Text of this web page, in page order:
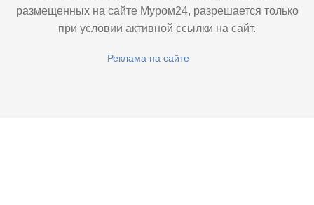
размещенных на сайте Муром24, разрешается только
при условии активной ссылки на сайт.
Реклама на сайте